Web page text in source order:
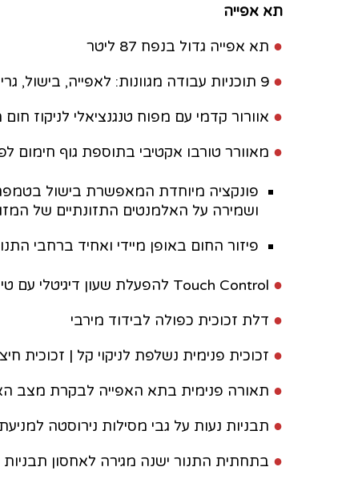
תא אפייה
● תא אפייה גדול בנפח 87 ליטר
● 9 תוכניות עבודה מגוונות: לאפייה, בישול, גריל, הפשרת מזון וטורבו
● אוורור קדמי עם מפוח טנגנציאלי לניקוז
● מאוורר טורבו אקטיבי בתוספת גוף חימום
פונקציה מיוחדת המאפשרת בישול
ושמירה על האלמנטים התזונתיים של
פיזור החום באופן מיידי ואחיד ברחבי
● Touch Control להפעלת שעון דיגיטלי עם טיימר הפעלה וכיבוי אוטומטי
● דלת זכוכית כפולה לבידוד מירבי
● זכוכית פנימית נשלפת לניקוי קל | זכוכית
● תאורה פנימית בתא האפייה לבקרת מצב
● תבניות נעות על גבי מסילות נירוסטה
● בתחתית התנור ישנה מגירה לאחסון תבניות